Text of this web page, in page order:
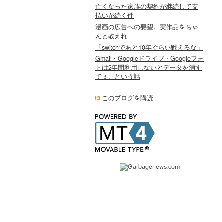
亡くなった家族の契約が継続して支
払いが続く件
漫画の広告への要望。実作品をちゃ
んと教えれ
「switchであと10年ぐらい戦えるな」
Gmail・Googleドライブ・Googleフォ
トは2年間利用しないとデータを消す
でぇ、という話
このブログを購読